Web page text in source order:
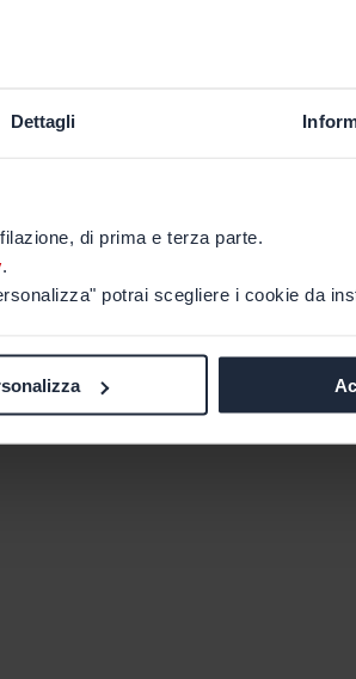
Dettagli
di prima e terza parte.
.
potrai scegliere i cookie da